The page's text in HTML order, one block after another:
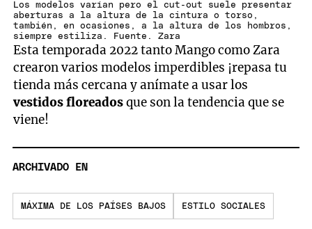
Los modelos varían pero el cut-out suele presentar
aberturas a la altura de la cintura o torso,
también, en ocasiones, a la altura de los hombros,
siempre estiliza. Fuente. Zara
Esta temporada 2022 tanto Mango como Zara
crearon varios modelos imperdibles ¡repasa tu
tienda más cercana y anímate a usar los
vestidos floreadosque son la tendencia que se
viene!
ARCHIVADO EN
MÁXIMA DE LOS PAÍSES BAJOS ESTILO SOCIALES